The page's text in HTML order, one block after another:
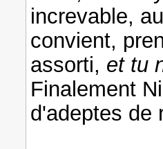
increvable,
convient,
assorti, et tu
Finalement
d'adeptes de